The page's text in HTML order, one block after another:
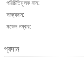
পরিচিতিমুলক নাম:
সাক্ষ্যদান:
মডেল নম্বার:
প্রদান